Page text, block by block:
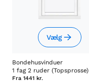
Vælg
Bondehusvinduer
1 fag 2 ruder (Topsprosse)
Fra 1441 kr.